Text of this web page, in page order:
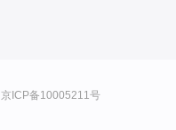
京ICP备10005211号